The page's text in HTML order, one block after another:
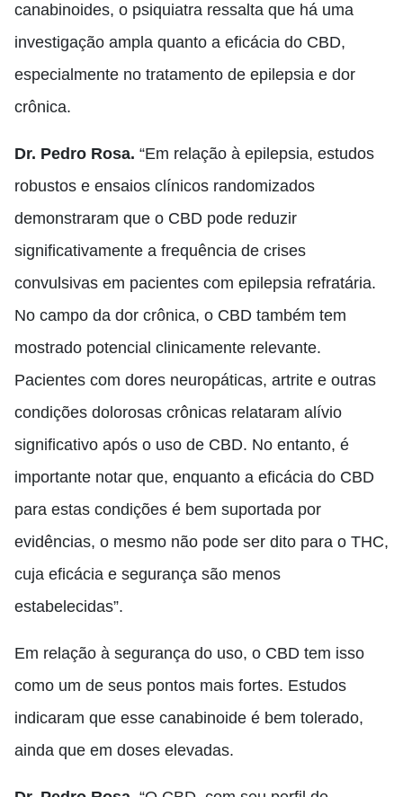
canabinoides, o psiquiatra ressalta que há uma
investigação ampla quanto a eficácia do CBD,
especialmente no tratamento de epilepsia e dor
crônica.
Dr. Pedro Rosa. “Em relação à epilepsia, estudos
robustos e ensaios clínicos randomizados
demonstraram que o CBD pode reduzir
significativamente a frequência de crises
convulsivas em pacientes com epilepsia refratária.
No campo da dor crônica, o CBD também tem
mostrado potencial clinicamente relevante.
Pacientes com dores neuropáticas, artrite e outras
condições dolorosas crônicas relataram alívio
significativo após o uso de CBD. No entanto, é
importante notar que, enquanto a eficácia do CBD
para estas condições é bem suportada por
evidências, o mesmo não pode ser dito para o THC,
cuja eficácia e segurança são menos
estabelecidas”.
Em relação à segurança do uso, o CBD tem isso
como um de seus pontos mais fortes. Estudos
indicaram que esse canabinoide é bem tolerado,
ainda que em doses elevadas.